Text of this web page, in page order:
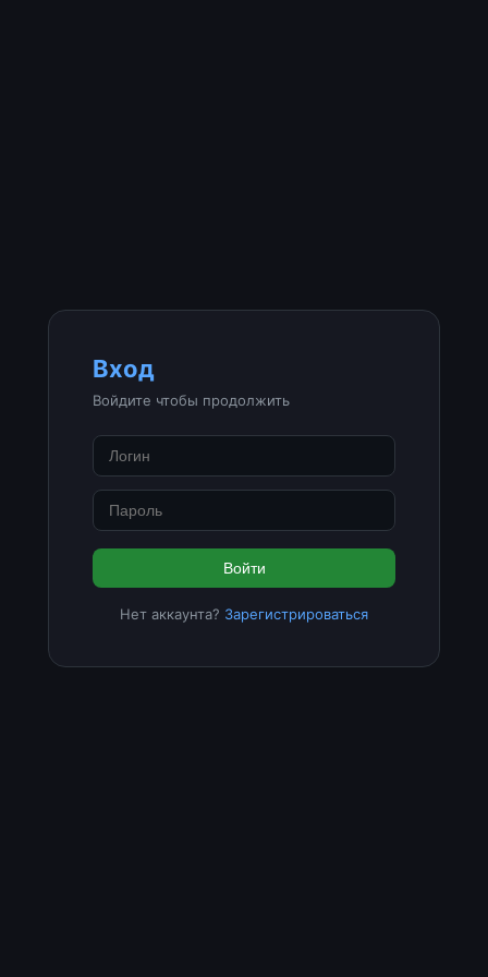
Вход
Войдите чтобы продолжить
Войти
Нет аккаунта? Зарегистрироваться